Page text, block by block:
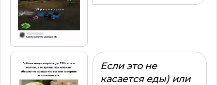
Если это не
касается еды) или